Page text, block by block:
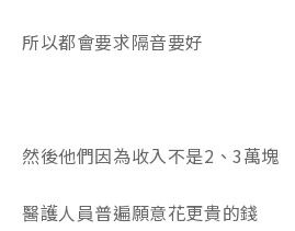
所以都會要求隔音要好
然後他們因為收入不是2、3萬塊
醫護人員普遍願意花更貴的錢